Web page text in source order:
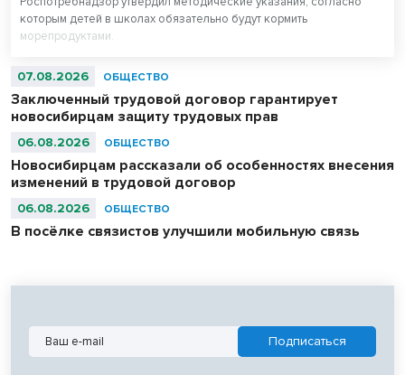
которым детей в школах обязательно будут кормить
морепродуктами.
07.08.2026 ОБЩЕСТВО
Заключенный трудовой договор гарантирует
новосибирцам защиту трудовых прав
06.08.2026 ОБЩЕСТВО
Новосибирцам рассказали об особенностях внесения
изменений в трудовой договор
06.08.2026 ОБЩЕСТВО
В посёлке связистов улучшили мобильную связь